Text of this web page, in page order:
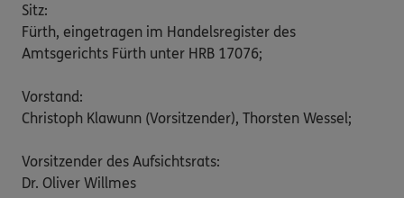
Sitz:
Fürth, eingetragen im Handelsregister des
Amtsgerichts Fürth unter HRB 17076;
Vorstand:
Christoph Klawunn (Vorsitzender), Thorsten Wessel;
Vorsitzender des Aufsichtsrats:
Dr. Oliver Willmes